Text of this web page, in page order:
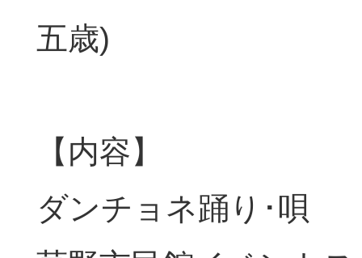
五歳)
【内容】
ダンチョネ踊り･唄